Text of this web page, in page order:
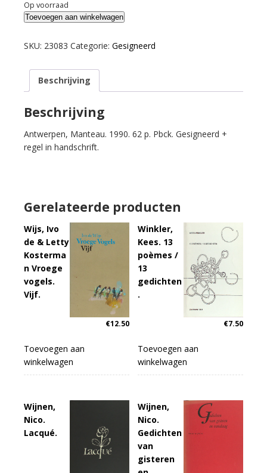
Op voorraad
Vroomkoning,
Echo
een
echo.
Toevoegen aan winkelwagen
SKU: 23083 Categorie: Gesigneerd
Beschrijving
Beschrijving
Antwerpen, Manteau. 1990. 62 p. Pbck. Gesigneerd +
regel in handschrift.
Gerelateerde producten
Wijs, Ivo
de & Letty
Kosterma
n Vroege
vogels.
Vijf.
€12.50
Toevoegen aan
winkelwagen
Winkler,
Kees. 13
poèmes /
13
gedichten
.
€7.50
Toevoegen aan
winkelwagen
Wijnen,
Nico.
Lacqué.
Wijnen,
Nico.
Gedichten
van
gisteren